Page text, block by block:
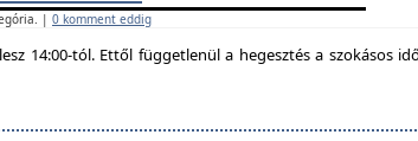
| 0 komment eddig
14:00-tól. Ettől függetlenül a hegesztés a szokásos